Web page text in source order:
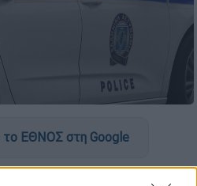
το ΕΘΝΟΣ στη Google